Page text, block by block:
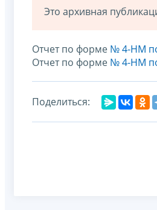
Это архивная
Отчет по форме № 4-НМ
Отчет по форме № 4-НМ
Поделиться: